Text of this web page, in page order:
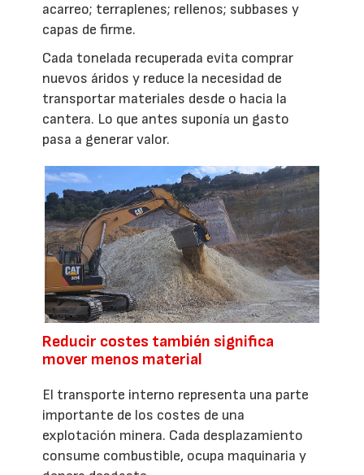
acarreo; terraplenes; rellenos; subbases y
capas de firme.
Cada tonelada recuperada evita comprar
nuevos áridos y reduce la necesidad de
transportar materiales desde o hacia la
cantera. Lo que antes suponía un gasto
pasa a generar valor.
Reducir costes también significa
mover menos material
El transporte interno representa una parte
importante de los costes de una
explotación minera. Cada desplazamiento
consume combustible, ocupa maquinaria y